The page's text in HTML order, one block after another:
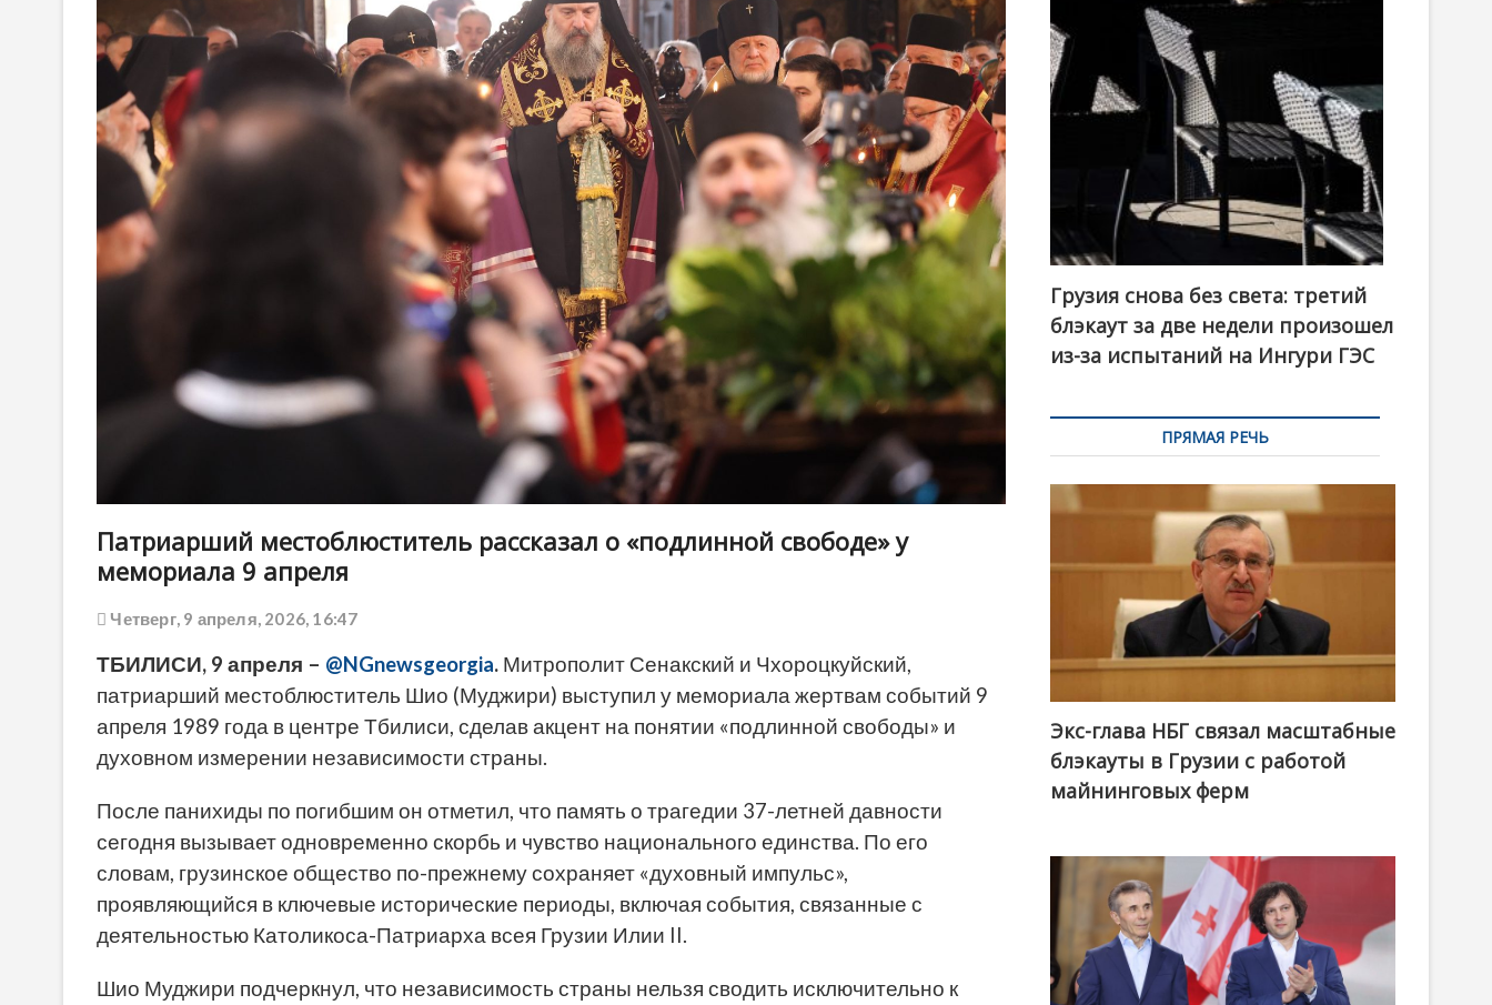
Патриарший местоблюститель рассказал о «подлинной свободе» у
мемориала 9 апреля
Четверг, 9 апреля, 2026, 16:47
ТБИЛИСИ, 9 апреля – @NGnewsgeorgia. Митрополит Сенакский и Чхороцкуйский,
патриарший местоблюститель Шио (Муджири) выступил у мемориала жертвам событий 9
апреля 1989 года в центре Тбилиси, сделав акцент на понятии «подлинной свободы» и
духовном измерении независимости страны.
После панихиды по погибшим он отметил, что память о трагедии 37-летней давности
сегодня вызывает одновременно скорбь и чувство национального единства. По его
словам, грузинское общество по-прежнему сохраняет «духовный импульс»,
проявляющийся в ключевые исторические периоды, включая события, связанные с
деятельностью Католикоса-Патриарха всея Грузии Илии II.
Шио Муджири подчеркнул, что независимость страны нельзя сводить исключительно к
Грузия снова без света: третий
блэкаут за две недели произошел
из-за испытаний на Ингури ГЭС
ПРЯМАЯ РЕЧЬ
Экс-глава НБГ связал масштабные
блэкауты в Грузии с работой
майнинговых ферм